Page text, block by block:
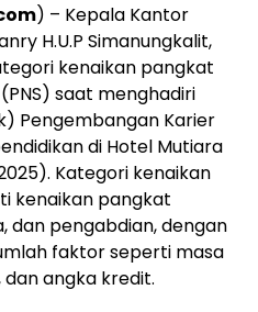
) – Kepala Kantor
H.U.P Simanungkalit,
kenaikan pangkat
saat menghadiri
Pengembangan Karier
di Hotel Mutiara
Kategori kenaikan
kenaikan pangkat
dan pengabdian, dengan
faktor seperti masa
angka kredit.